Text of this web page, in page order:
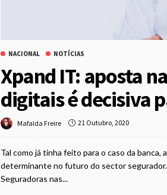
NACIONAL NOTÍCIAS
Xpand IT: aposta
digitais é decisiva
Mafalda Freire 21 Outubro, 2020
Tal como já tinha feito para o caso da
determinante no futuro do sector
Seguradoras nas...